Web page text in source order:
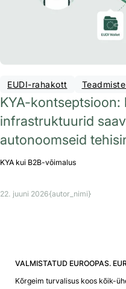
EUDI-rahakott
KYA-kontseptsioon:
infrastruktuurid
autonoomseid
KYA kui B2B-võimalus
22. juuni 2026{autor_nimi}
VALMISTATUD EUROOPAS.
Kõrgeim turvalisus koos kõik-